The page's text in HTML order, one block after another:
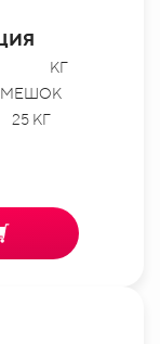
КГ
МЕШОК
25 КГ